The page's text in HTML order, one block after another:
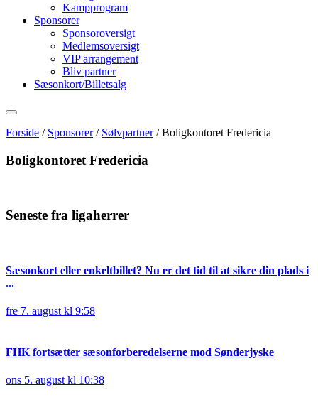
Kampprogram
Sponsorer
Sponsoroversigt
Medlemsoversigt
VIP arrangement
Bliv partner
Sæsonkort/Billetsalg
Forside / Sponsorer/ Sølvpartner/Boligkontoret Fredericia
Boligkontoret Fredericia
Seneste fra ligaherrer
Sæsonkort eller enkeltbillet? Nu er det tid til at sikre din plads i
...
fre 7. august kl 9:58
FHK fortsætter sæsonforberedelserne mod Sønderjyske
ons 5. august kl 10:38